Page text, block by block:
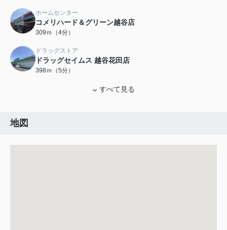
ホームセンター
コメリハード＆グリーン越谷店
309ｍ（4分）
ドラッグストア
ドラッグセイムス 越谷花田店
398ｍ（5分）
すべて見る
地図